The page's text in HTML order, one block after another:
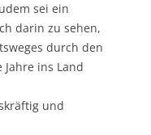
sei ein
darin zu sehen,
durch den
ins Land
und